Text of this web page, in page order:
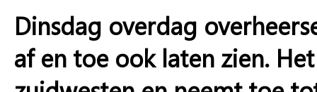
Dinsdag overdag
af en toe ook laten zien.